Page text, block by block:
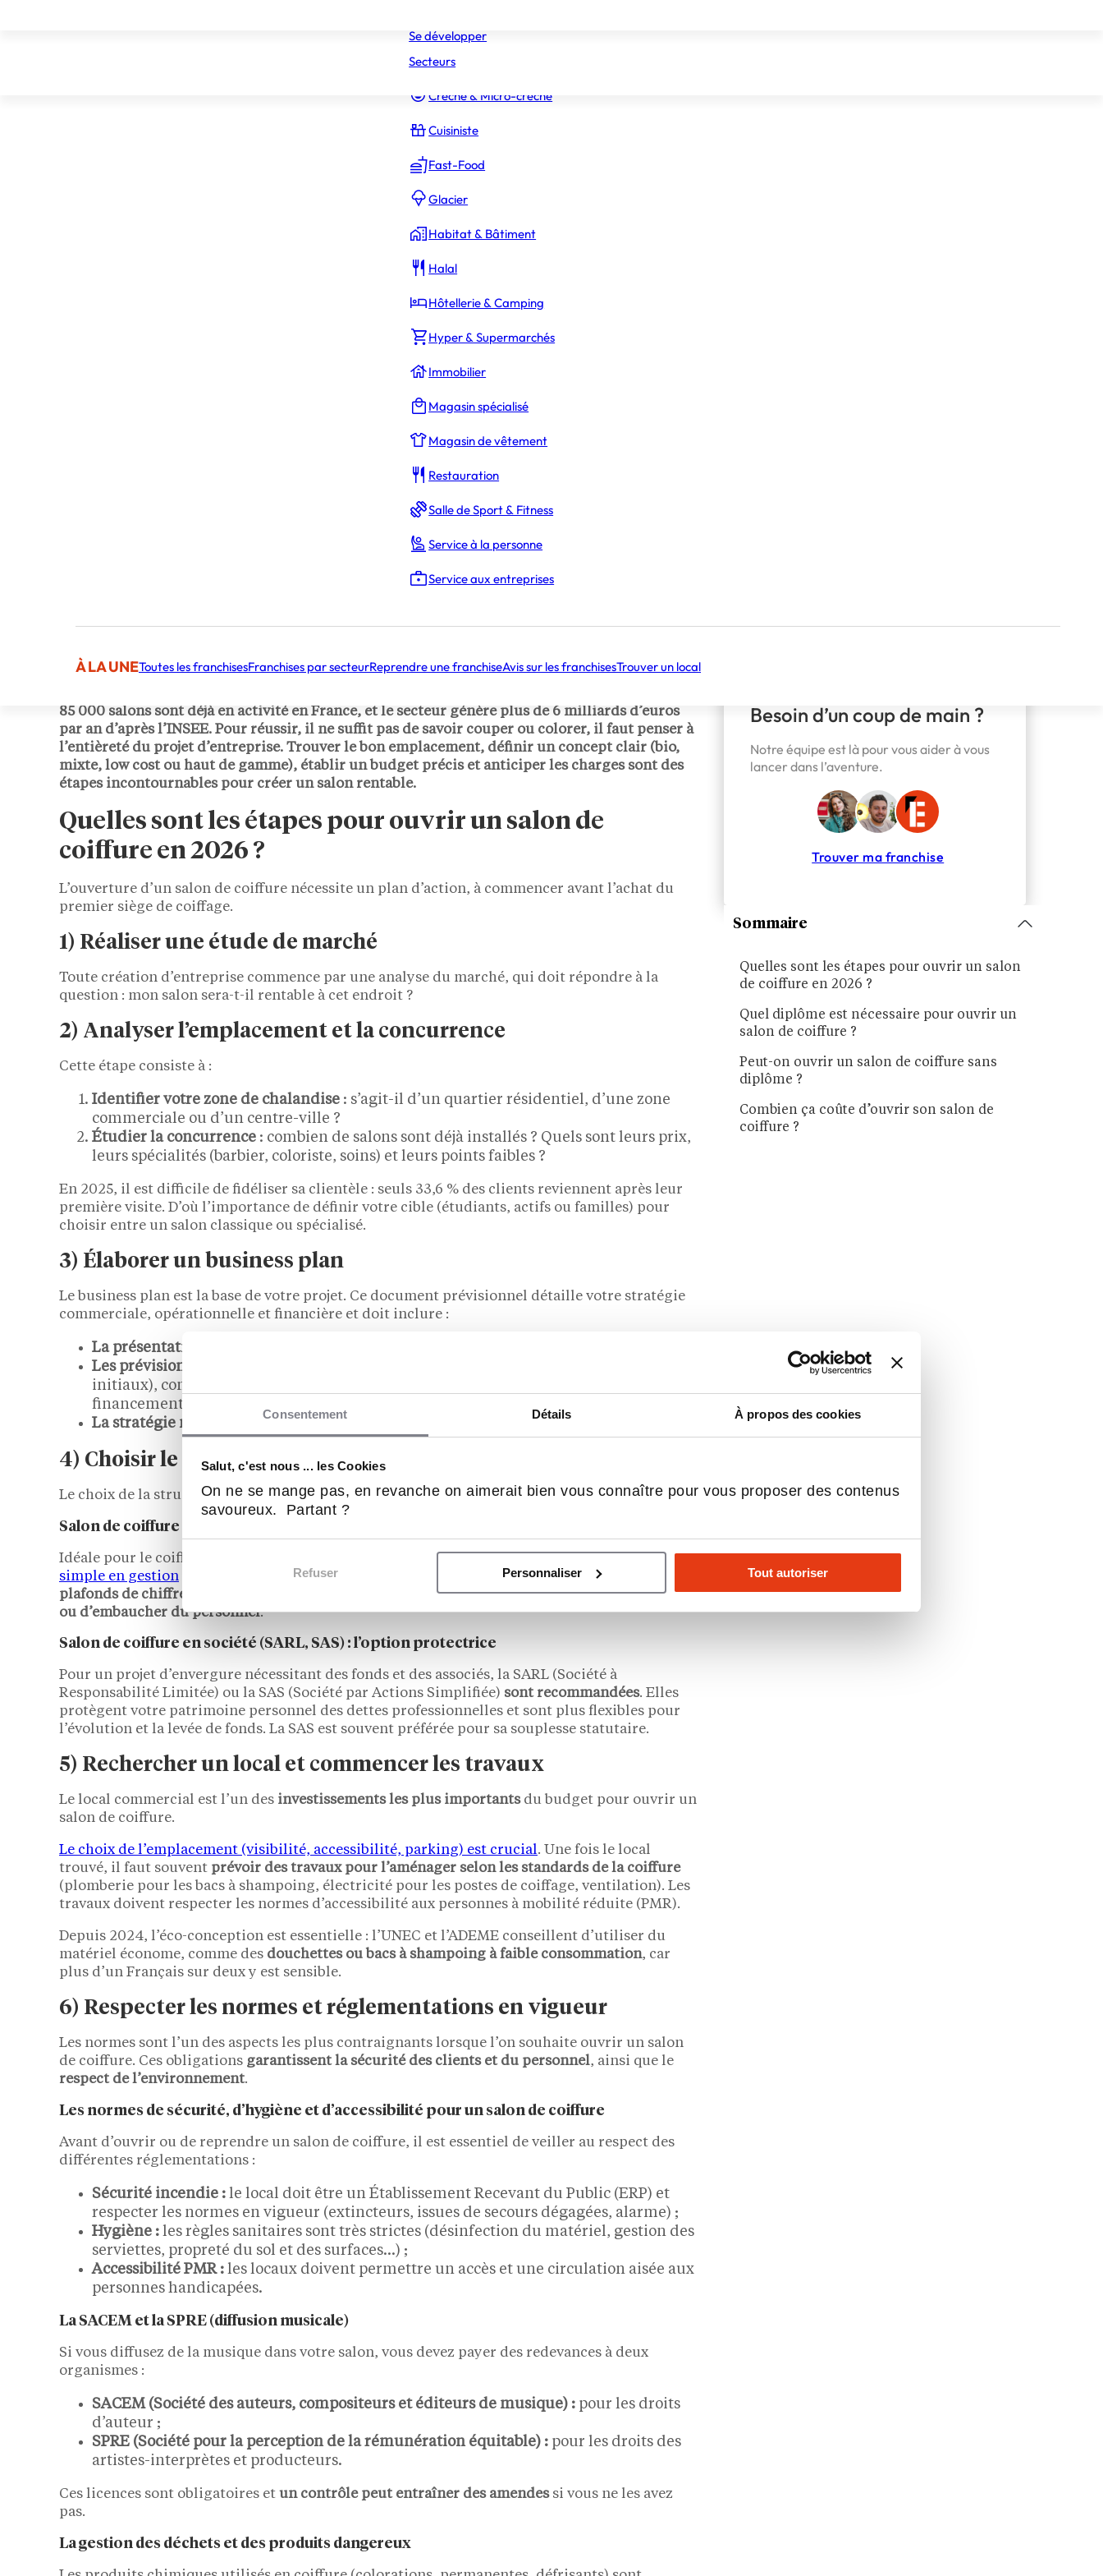
Consentement Détails À propos des cookies
Salut, c'est nous ... les Cookies
On ne se mange pas, en revanche on aimerait bien vous connaître pour vous proposer des contenus
savoureux. Partant ?
Refuser Personnaliser Tout autoriser
Constructeur Piscines & Spas
Crèche & Micro-crèche
Cuisiniste
Fast-Food
Glacier
Habitat & Bâtiment
Halal
Hôtellerie & Camping
Hyper & Supermarchés
Immobilier
Magasin spécialisé
Magasin de vêtement
Restauration
Salle de Sport & Fitness
Service à la personne
Service aux entreprises
À LA UNEToutes les franchisesFranchises par secteurReprendre une franchiseAvis sur les franchisesTrouver un local
Se développer
Secteurs
85 000 salons sont déjà en activité en France, et le secteur génère plus de 6 milliards d’euros
par an d’après l’INSEE. Pour réussir, il ne suffit pas de savoir couper ou colorer, il faut penser à
l’entièreté du projet d’entreprise. Trouver le bon emplacement, définir un concept clair (bio,
mixte, low cost ou haut de gamme), établir un budget précis et anticiper les charges sont des
étapes incontournables pour créer un salon rentable.
Quelles sont les étapes pour ouvrir un salon de
coiffure en 2026 ?
L’ouverture d’un salon de coiffure nécessite un plan d’action, à commencer avant l’achat du
premier siège de coiffage.
1) Réaliser une étude de marché
Toute création d’entreprise commence par une analyse du marché, qui doit répondre à la
question : mon salon sera-t-il rentable à cet endroit ?
2) Analyser l’emplacement et la concurrence
Cette étape consiste à :
Identifier votre zone de chalandise : s’agit-il d’un quartier résidentiel, d’une zone
commerciale ou d’un centre-ville ?
Étudier la concurrence : combien de salons sont déjà installés ? Quels sont leurs prix,
leurs spécialités (barbier, coloriste, soins) et leurs points faibles ?
En 2025, il est difficile de fidéliser sa clientèle : seuls 33,6 % des clients reviennent après leur
première visite. D’où l’importance de définir votre cible (étudiants, actifs ou familles) pour
choisir entre un salon classique ou spécialisé.
3) Élaborer un business plan
Le business plan est la base de votre projet. Ce document prévisionnel détaille votre stratégie
commerciale, opérationnelle et financière et doit inclure :
La présentation du projet :
Les prévisions financières :
initiaux), compte de résultat prévisionnel (chiffre d’affaires attendu), plan de
financement et besoin en fonds de roulement ;
La stratégie marketing :
communication, fidélisation, réseaux sociaux…
4) Choisir le bon statut juridique
Le choix de la structure légale a des implications fiscales et sociales majeures.
Salon de coiffure en micro-entreprise (auto entrepreneur) : l’option simplifiée
Idéale pour le coiffeur à domicile ou l’étape initiale d’un petit projet,
la micro-entreprise est
simple en gestion
d’un régime fiscal et social allégé
. Cependant, elle présente des
plafonds de chiffre d’affaires
et ne convient pas si vous prévoyezd’importants investissements
ou d’embaucher du personnel.
Salon de coiffure en société (SARL, SAS) : l’option protectrice
Pour un projet d’envergure nécessitant des fonds et des associés, la SARL (Société à
Responsabilité Limitée) ou la SAS (Société par Actions Simplifiée) sont recommandées. Elles
protègent votre patrimoine personnel des dettes professionnelles et sont plus flexibles pour
l’évolution et la levée de fonds. La SAS est souvent préférée pour sa souplesse statutaire.
5) Rechercher un local et commencer les travaux
Le local commercial est l’un des investissements les plus importantsdu budget pour ouvrir un
salon de coiffure.
Le choix de l’emplacement (visibilité, accessibilité, parking) est crucial. Une fois le local
trouvé, il faut souvent prévoir des travaux pour l’aménager selon les standards de la coiffure
(plomberie pour les bacs à shampoing, électricité pour les postes de coiffage, ventilation). Les
travaux doivent respecter les normes d’accessibilité aux personnes à mobilité réduite (PMR).
Depuis 2024, l’éco-conception est essentielle : l’UNEC et l’ADEME conseillent d’utiliser du
matériel économe, comme des douchettes ou bacs à shampoing à faible consommation, car
plus d’un Français sur deux y est sensible.
6) Respecter les normes et réglementations en vigueur
Les normes sont l’un des aspects les plus contraignants lorsque l’on souhaite ouvrir un salon
de coiffure. Ces obligations garantissent la sécurité des clients et du personnel, ainsi que le
respect de l’environnement.
Les normes de sécurité, d’hygiène et d’accessibilité pour un salon de coiffure
Avant d’ouvrir ou de reprendre un salon de coiffure, il est essentiel de veiller au respect des
différentes réglementations :
Sécurité incendie : le local doit être un Établissement Recevant du Public (ERP) et
respecter les normes en vigueur (extincteurs, issues de secours dégagées, alarme) ;
Hygiène : les règles sanitaires sont très strictes (désinfection du matériel, gestion des
serviettes, propreté du sol et des surfaces…) ;
Accessibilité PMR : les locaux doivent permettre un accès et une circulation aisée aux
personnes handicapées.
La SACEM et la SPRE (diffusion musicale)
Si vous diffusez de la musique dans votre salon, vous devez payer des redevances à deux
organismes :
SACEM (Société des auteurs, compositeurs et éditeurs de musique) : pour les droits
d’auteur ;
SPRE (Société pour la perception de la rémunération équitable) : pour les droits des
artistes-interprètes et producteurs.
Ces licences sont obligatoires et un contrôle peut entraîner des amendessi vous ne les avez
pas.
La gestion des déchets et des produits dangereux
Besoin d’un coup de main ?
Notre équipe est là pour vous aider à vous
lancer dans l’aventure.
Trouver ma franchise
Sommaire
Quelles sont les étapes pour ouvrir un salon
de coiffure en 2026 ?
Quel diplôme est nécessaire pour ouvrir un
salon de coiffure ?
Peut-on ouvrir un salon de coiffure sans
diplôme ?
Combien ça coûte d’ouvrir son salon de
coiffure ?